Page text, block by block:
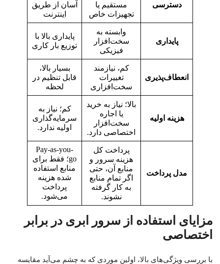
دسترسی
مستقیم یا
تجهیزات خاص
آسان از طریق
اینترنت
پایداری
وابسته به
سخت‌افزار
فیزیکی
پایداری بالا با
توزیع بار کاری
انعطاف‌پذیری
کم، نیازمند
تغییرات
سخت‌افزاری
بسیار بالا،
قابل تنظیم در
لحظه
هزینه اولیه
بالا؛ نیاز به خرید
یا اجاره
سخت‌افزار
اختصاصی دارد.
کم؛ نیاز به
سرمایه‌گذاری
اولیه ندارد.
مدل پرداخت
پرداخت کل
هزینه سرور و
منابع آن، حتی
اگر تمام منابع
به کار گرفته
نشوند.
Pay-as-you-
go؛ فقط برای
منابع استفاده‌
شده هزینه
پرداخت
می‌شود.
مزایای استفاده از سرور ابری در برابر
اختصاصی
با بررسی ویژگی‌های بالا، اولین موردی که به چشم می‌آید مقایسه